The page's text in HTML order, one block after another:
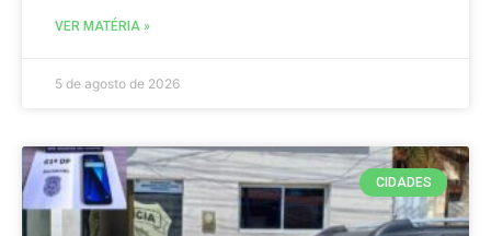
VER MATÉRIA »
5 de agosto de 2026
CIDADES